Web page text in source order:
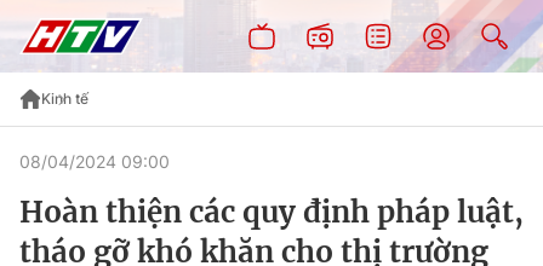
Kinh tế
08/04/2024 09:00
Hoàn thiện các quy định pháp luật,
tháo gỡ khó khăn cho thị trường